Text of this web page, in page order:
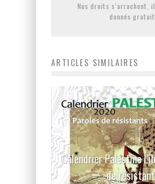
Nos droits s’arrachent,
donnés
ARTICLES SIMILAIRES
Calendrier Palestine
de